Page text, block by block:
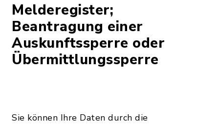
Melderegister;
Beantragung einer
Auskunftssperre oder
Übermittlungssperre
Sie können Ihre Daten durch die